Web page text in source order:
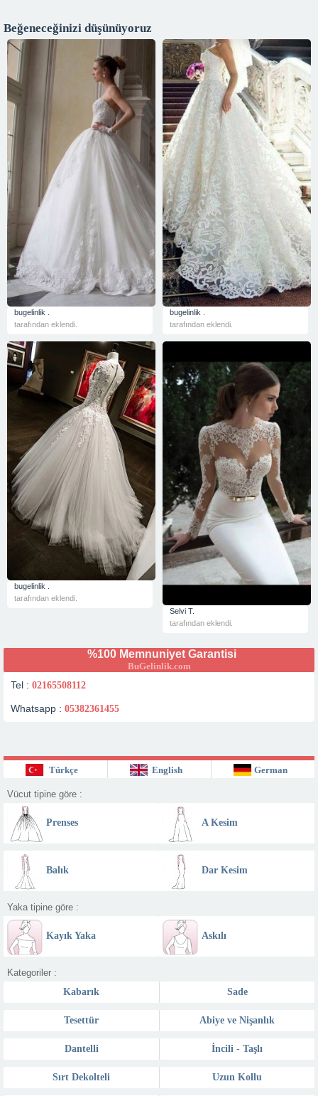
Beğeneceğinizi düşünüyoruz
bugelinlik .
tarafından eklendi.
bugelinlik .
tarafından eklendi.
bugelinlik .
tarafından eklendi.
Selvi T.
tarafından eklendi.
%100 Memnuniyet Garantisi
BuGelinlik.com
Tel : 02165508112
Whatsapp : 05382361455
Türkçe English German
Vücut tipine göre :
Prenses A Kesim
Balık Dar Kesim
Yaka tipine göre :
Kayık Yaka Askılı
Kategoriler :
Kabarık
Sade
Tesettür Abiye ve Nişanlık
Dantelli İncili - Taşlı
Sırt Dekolteli Uzun Kollu